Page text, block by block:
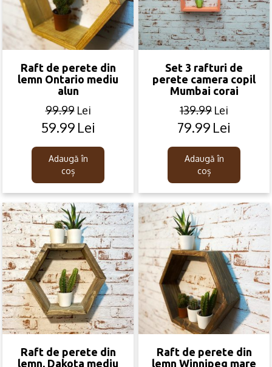
Raft de perete din
lemn Ontario mediu
alun
99.99 Lei
Original
was:
99.99lei.
59.99 Lei
Current
is:
59.99lei.
Adaugă în
coș
Set 3 rafturi de
perete camera copil
Mumbai corai
139.99 Lei
Original
was:
139.99lei.
79.99 Lei
Current
is:
79.99lei.
Adaugă în
coș
Raft de perete din
lemn, Dakota mediu
Raft de perete din
lemn Winnipeg mare